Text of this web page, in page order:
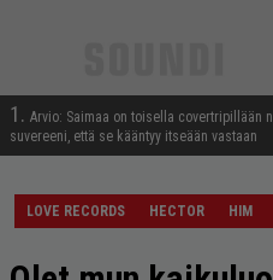
1. Arvio: Saimaa on toisella covertripillään
suvereeni, että se kääntyy itseään vastaan
LOVE RECORDS HECTOR HIM